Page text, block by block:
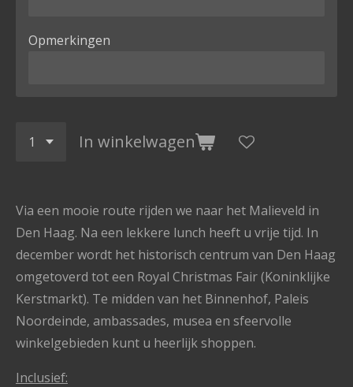
Opmerkingen
In winkelwagen
Via een mooie route rijden we naar het Malieveld in
Den Haag. Na een lekkere lunch heeft u vrije tijd. In
december wordt het historisch centrum van Den Haag
omgetoverd tot een Royal Christmas Fair (Koninklijke
Kerstmarkt). Te midden van het Binnenhof, Paleis
Noordeinde, ambassades, musea en sfeervolle
winkelgebieden kunt u heerlijk shoppen.
Inclusief: